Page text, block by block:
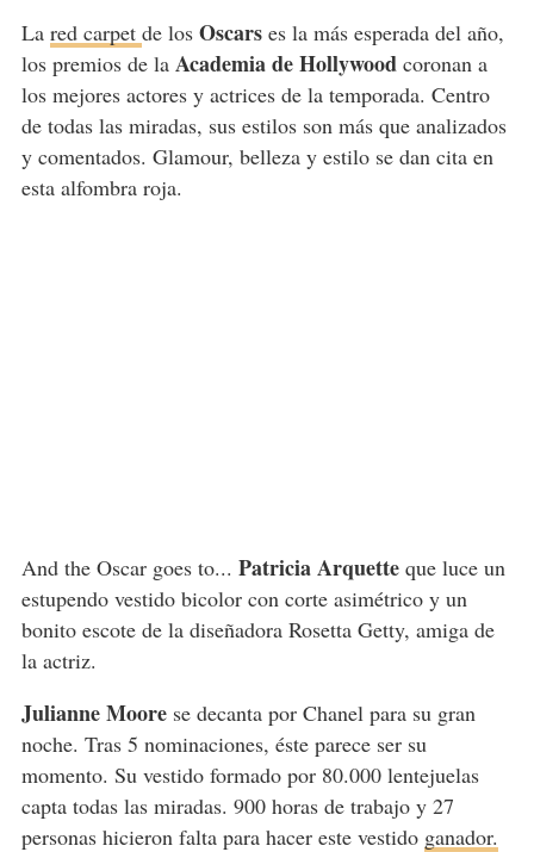
La red carpet de los Oscarses la más esperada del año,
los premios de la Academia de Hollywood coronan a
los mejores actores y actrices de la temporada. Centro
de todas las miradas, sus estilos son más que analizados
y comentados. Glamour, belleza y estilo se dan cita en
esta alfombra roja.
And the Oscar goes to... Patricia Arquetteque luce un
estupendo vestido bicolor con corte asimétrico y un
bonito escote de la diseñadora Rosetta Getty, amiga de
la actriz.
Julianne Moorese decanta por Chanel para su gran
noche. Tras 5 nominaciones, éste parece ser su
momento. Su vestido formado por 80.000 lentejuelas
capta todas las miradas. 900 horas de trabajo y 27
personas hicieron falta para hacer este vestido ganador.